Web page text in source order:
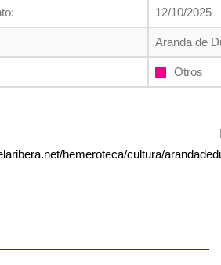
12/10/2025
Aranda de
Otros
hemeroteca/cultura/